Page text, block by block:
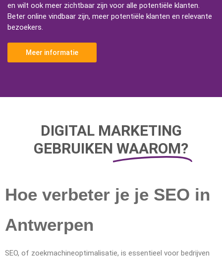
en wilt ook meer zichtbaar zijn voor alle potentiële klanten.
Beter online vindbaar zijn, meer potentiële klanten en relevante
bezoekers.
Meer informatie
DIGITAL MARKETING
GEBRUIKEN WAAROM?
Hoe verbeter je je SEO in
Antwerpen
SEO, of zoekmachineoptimalisatie, is essentieel voor bedrijven